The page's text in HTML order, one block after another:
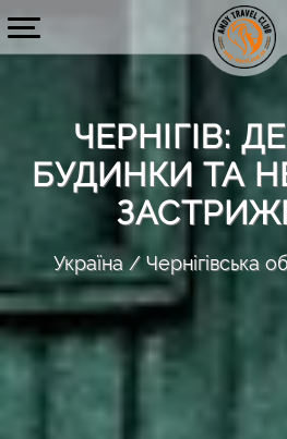
ЧЕРНІГІВ:
БУДИНКИ ТА
Україна Чернігівська